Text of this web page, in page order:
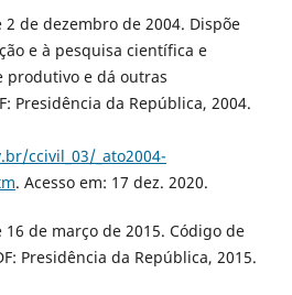
2 de dezembro de 2004. Dispõe
e à pesquisa científica e
produtivo e dá outras
Presidência da República, 2004.
ccivil_03/_ato2004-
. Acesso em: 17 dez. 2020.
16 de março de 2015. Código de
Presidência da República, 2015.